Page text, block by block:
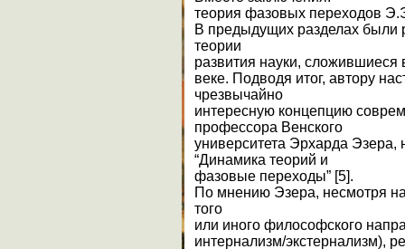
теория фазовых переходов
В предыдущих разделах
теории
развития науки, сложившиеся
веке. Подводя итог, автору
чрезвычайно
интересную концепцию
профессора Венского
университета Эрхарда
“Динамика теорий и
фазовые переходы” [5].
По мнению Эзера, несмотря
того
или иного философского
интернализм/экстернализм),